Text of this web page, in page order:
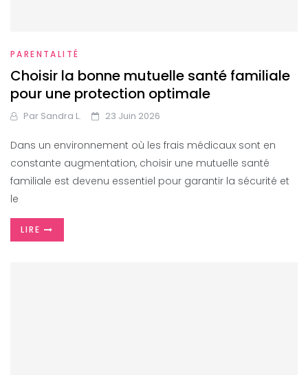
PARENTALITÉ
Choisir la bonne mutuelle santé familiale
pour une protection optimale
Par Sandra L. 23 Juin 2026
Dans un environnement où les frais médicaux sont en
constante augmentation, choisir une mutuelle santé
familiale est devenu essentiel pour garantir la sécurité et
le
LIRE